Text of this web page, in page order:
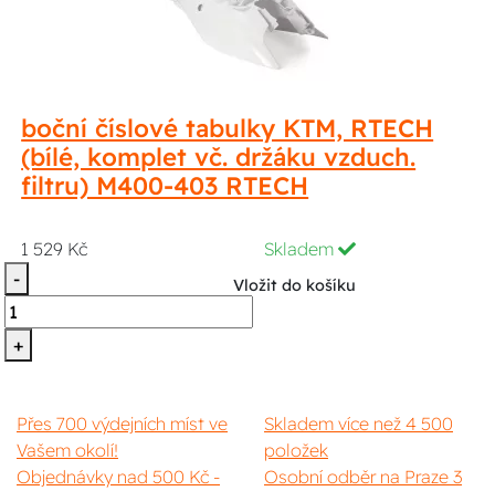
boční číslové tabulky KTM, RTECH
(bílé, komplet vč. držáku vzduch.
filtru) M400-403 RTECH
1 529 Kč
Skladem
-
+
Vložit do košíku
Přes 700 výdejních míst ve
Vašem okolí!
Skladem více než 4 500
položek
Objednávky nad 500 Kč -
Osobní odběr na Praze 3